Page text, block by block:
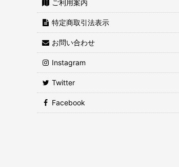
ご利用案内
特定商取引法表示
お問い合わせ
Instagram
Twitter
Facebook